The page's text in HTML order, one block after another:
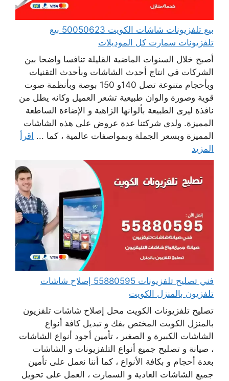
بيع تلفزيونات شاشات الكويت 50050623 بيع
تلفزيونات سمارت كل الموديلات
أصبح خلال السنوات الماضية القليلة تنافسا واضحا بين
الشركات في انتاج أحدث الشاشات وبأحدث التقنيات
وبأحجام متنوعة تصل 140و 150 بوصة وبأنظمة صوت
قوية وصورة والوان طبيعية تشعر العميل وكانه يطل من
نافذة ليرى الطبيعة بألوانها الزاهية و الإضاءة الساطعة
المميزة. ولدى شركتنا عدة عروض على هذه الشاشات
المميزة وبسعر الجملة وبمواصفات عالمية ، كما ... اقرأ
المزيد
فني تصليح تلفزيونات 55880595 إصلاح شاشات
تلفزيون بالمنزل الكويت
تصليح تلفزيونات الكويت محل إصلاح شاشات تلفزيون
بالمنزل الكويت المختص بفك و تبديل كافة أنواع
الشاشات الكبيرة و الصغير ، تأمين أجود أنواع الشاشات
، صيانة و تصليح جميع أنواع التلفزيونات و الشاشات
بعدة أحجام و بكافة الأنواع ، كما أننا نعمل على تأمين
جميع الشاشات العادية و السمارت ، العمل على تحويل